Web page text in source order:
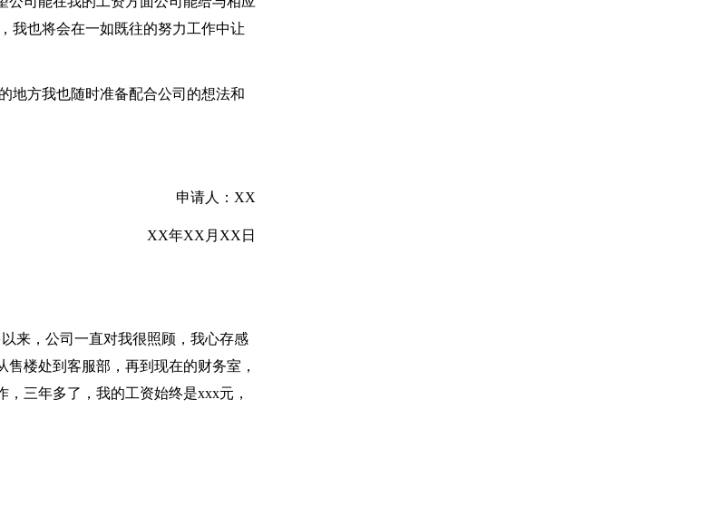
我也将会在一如既往的努力工作中让
地方我也随时准备配合公司的想法和
申请人：XX
XX年XX月XX日
来，公司一直对我很照顾，我心存感
楼处到客服部，再到现在的财务室，
三年多了，我的工资始终是xxx元，